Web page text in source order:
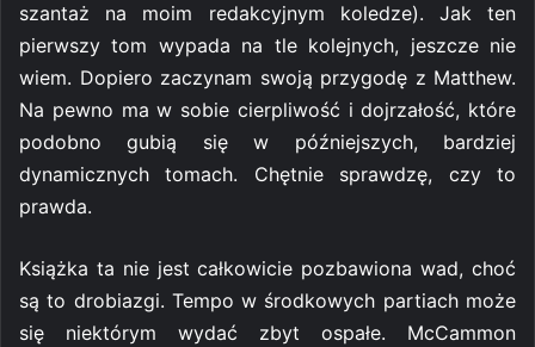
szantaż na moim redakcyjnym koledze). Jak ten
pierwszy tom wypada na tle kolejnych, jeszcze nie
wiem. Dopiero zaczynam swoją przygodę z Matthew.
Na pewno ma w sobie cierpliwość i dojrzałość, które
podobno gubią się w późniejszych, bardziej
dynamicznych tomach. Chętnie sprawdzę, czy to
prawda.
Książka ta nie jest całkowicie pozbawiona wad, choć
są to drobiazgi. Tempo w środkowych partiach może
się niektórym wydać zbyt ospałe. McCammon